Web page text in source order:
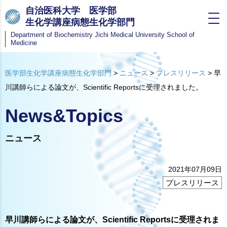
自治医科大学 医学部
生化学講座病態生化学部門
Department of Biochemistry Jichi Medical University School of
Medicine
医学部生化学講座病態生化学部門> ニュース>プレスリリース > 早
川講師らによる論文が、Scientific Reportsに受理されました。
News&Topics
ニュース
2021年07月09日
プレスリリース
早川講師らによる論文が、Scientific Reportsに受理されま